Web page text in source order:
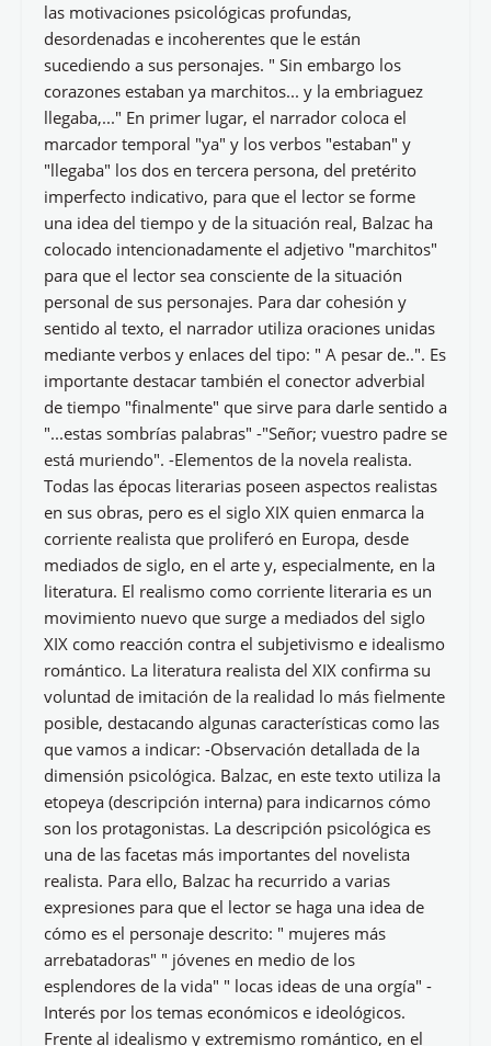
las motivaciones psicológicas profundas,
desordenadas e incoherentes que le están
sucediendo a sus personajes. " Sin embargo los
corazones estaban ya marchitos... y la embriaguez
llegaba,..." En primer lugar, el narrador coloca el
marcador temporal "ya" y los verbos "estaban" y
"llegaba" los dos en tercera persona, del pretérito
imperfecto indicativo, para que el lector se forme
una idea del tiempo y de la situación real, Balzac ha
colocado intencionadamente el adjetivo "marchitos"
para que el lector sea consciente de la situación
personal de sus personajes. Para dar cohesión y
sentido al texto, el narrador utiliza oraciones unidas
mediante verbos y enlaces del tipo: " A pesar de..". Es
importante destacar también el conector adverbial
de tiempo "finalmente" que sirve para darle sentido a
"...estas sombrías palabras" -"Señor; vuestro padre se
está muriendo". -Elementos de la novela realista.
Todas las épocas literarias poseen aspectos realistas
en sus obras, pero es el siglo XIX quien enmarca la
corriente realista que proliferó en Europa, desde
mediados de siglo, en el arte y, especialmente, en la
literatura. El realismo como corriente literaria es un
movimiento nuevo que surge a mediados del siglo
XIX como reacción contra el subjetivismo e idealismo
romántico. La literatura realista del XIX confirma su
voluntad de imitación de la realidad lo más fielmente
posible, destacando algunas características como las
que vamos a indicar: -Observación detallada de la
dimensión psicológica. Balzac, en este texto utiliza la
etopeya (descripción interna) para indicarnos cómo
son los protagonistas. La descripción psicológica es
una de las facetas más importantes del novelista
realista. Para ello, Balzac ha recurrido a varias
expresiones para que el lector se haga una idea de
cómo es el personaje descrito: " mujeres más
arrebatadoras" " jóvenes en medio de los
esplendores de la vida" " locas ideas de una orgía" -
Interés por los temas económicos e ideológicos.
Frente al idealismo y extremismo romántico, en el